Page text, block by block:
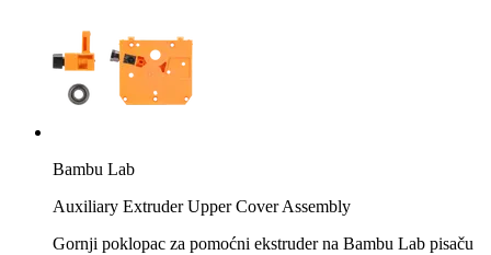
Bambu Lab
Auxiliary Extruder Upper Cover Assembly
Gornji poklopac za pomoćni ekstruder na Bambu Lab pisaču